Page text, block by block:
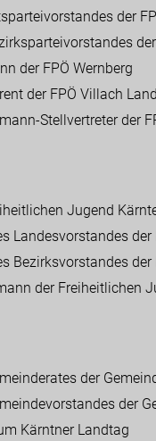
der
der FPÖ Wernberg
der FPÖ Villach Land
Stellvertreter der
Jugend
Landesvorstandes
Bezirksvorstandes
der Freiheitlichen
der
der
Kärntner Landtag